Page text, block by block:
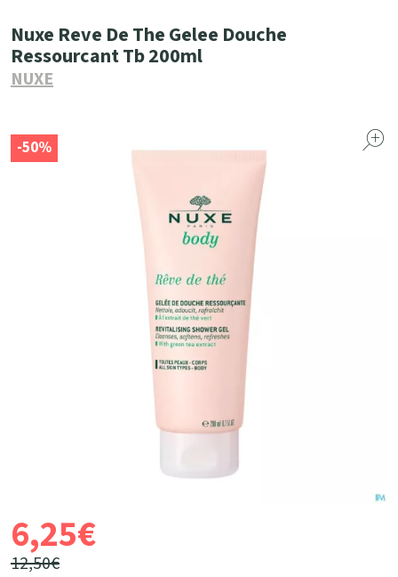
Nuxe Reve De The Gelee Douche
Ressourcant Tb 200ml
NUXE
-50%
6,25€
12,50€